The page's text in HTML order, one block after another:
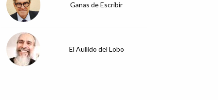
Ganas de Escribir
El Aullido del Lobo